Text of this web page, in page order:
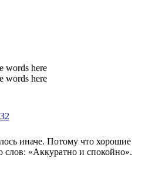
words here
words here
иначе. Потому что хорошие
слов: «Аккуратно и спокойно».